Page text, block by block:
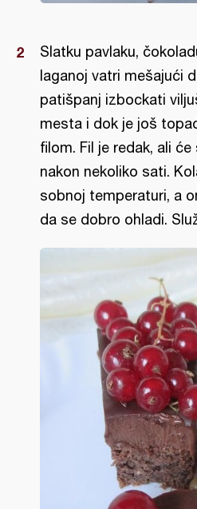
Slatku pavlaku,
laganoj vatri mešajući
patišpanj izbockati
mesta i dok je još
filom. Fil je redak, ali
nakon nekoliko sati.
sobnoj temperaturi, a
da se dobro ohladi.